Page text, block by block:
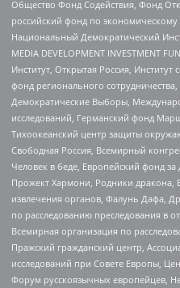
Общество Фонд Содействия, Фонд
российский фонд по
Национальный Демократический
MEDIA DEVELOPMENT INVESTMENT
Институт, Открытая Россия,
фонд регионального
Демократические Выборы,
исследований, Германский фонд
Тихоокеанский центр защиты
Свободная Россия, Всемирный
Человек в беде, Европейский фонд
Прожект Хармони, Родники дракона,
извлечения органов, Фалунь Дафа,
по расследованию преследования в
Всемирная организация по
Пражский гражданский центр,
исследований при Совете Европы,
Форум русскоязычных европейцев,